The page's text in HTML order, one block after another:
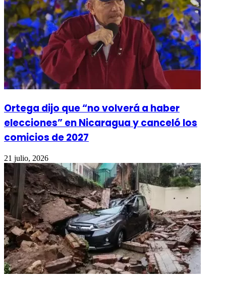
Ortega dijo que “no volverá a haber
elecciones” en Nicaragua y canceló los
comicios de 2027
21 julio, 2026